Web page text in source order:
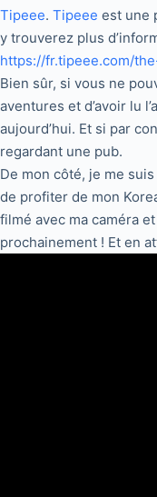
Tipeee. Tipeee est une
y trouverez plus
https://fr.tipeee.com/
Bien sûr, si vous ne
aventures et d’avoir lu
aujourd’hui. Et si par
regardant une pub.
De mon côté, je me
de profiter de mon
filmé avec ma caméra
prochainement ! Et en